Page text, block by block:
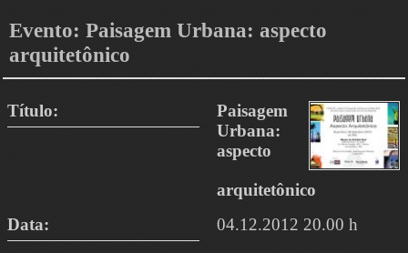
Evento: Paisagem Urbana: aspecto
arquitetônico
Título:
Paisagem
Urbana:
aspecto
arquitetônico
Data:
04.12.2012 20.00 h